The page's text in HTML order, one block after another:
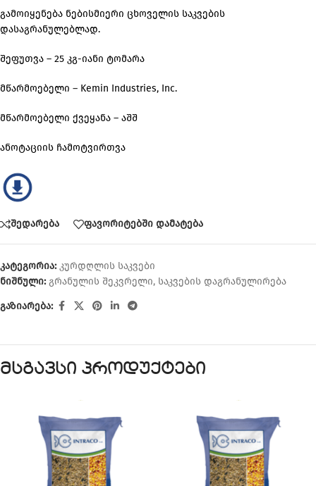
გამოიყენება ნებისმიერი ცხოველის საკვების
დასაგრანულებლად.
შეფუთვა – 25 კგ-იანი ტომარა
მწარმოებელი – Kemin Industries, Inc.
მწარმოებელი ქვეყანა – აშშ
ანოტაციის ჩამოტვირთვა
შედარება ფავორიტებში დამატება
კატეგორია: კურდღლის საკვები
ნიშნული: გრანულის შეკვრელი, საკვების დაგრანულირება
გაზიარება:
მსგავსი პროდუქტები